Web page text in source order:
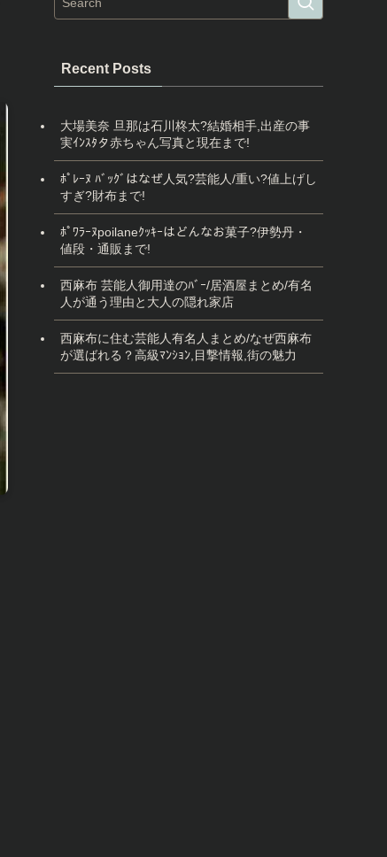
Recent Posts
大場美奈 旦那は石川柊太?結婚相手,出産の事
実ｲﾝｽﾀタ赤ちゃん写真と現在まで!
ﾎﾟﾚｰﾇ ﾊﾞｯｸﾞはなぜ人気?芸能人/重い?値上げし
すぎ?財布まで!
ﾎﾟﾜﾗｰﾇpoilaneｸｯｷｰはどんなお菓子?伊勢丹・
値段・通販まで!
西麻布 芸能人御用達のﾊﾞｰ/居酒屋まとめ/有名
人が通う理由と大人の隠れ家店
西麻布に住む芸能人有名人まとめ/なぜ西麻布
が選ばれる？高級ﾏﾝｼｮﾝ,目撃情報,街の魅力